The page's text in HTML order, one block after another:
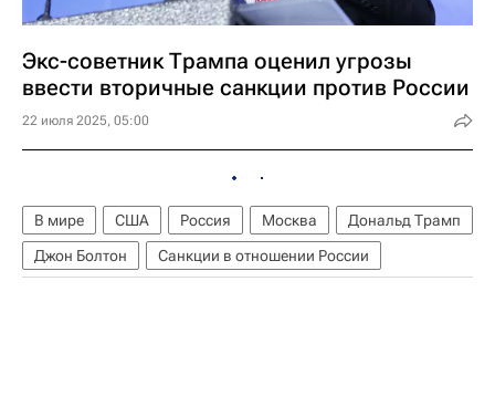
Экс-советник Трампа оценил угрозы
ввести вторичные санкции против России
22 июля 2025, 05:00
В мире США Россия Москва
Дональд Трамп
Джон Болтон
Санкции в отношении России